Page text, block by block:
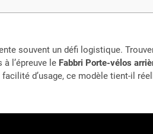
souvent un défi logistique.
l’épreuve le Fabbri Porte-vélos
d’usage, ce modèle tient-il